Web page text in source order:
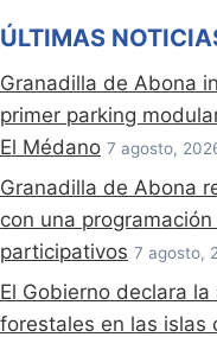
ÚLTIMAS
Granadilla de Abona
primer parking
El Médano 7 agosto,
Granadilla de Abona
con una
participativos 7 agosto,
El Gobierno declara
forestales en las islas